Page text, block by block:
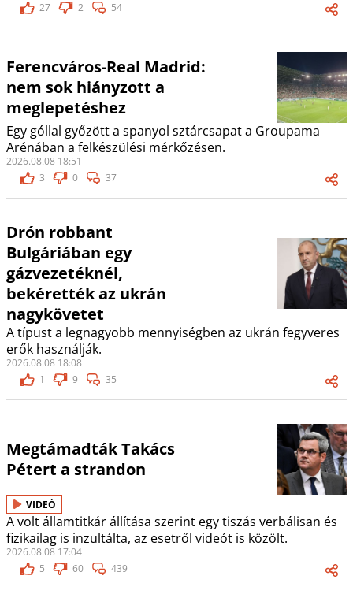
27
2 54
Ferencváros-Real Madrid:
nem sok hiányzott a
meglepetéshez
Egy góllal győzött a spanyol sztárcsapat a Groupama
Arénában a felkészülési mérkőzésen.
2026.08.08 18:51
3
0 37
Drón robbant
Bulgáriában egy
gázvezetéknél,
bekérették az ukrán
nagykövetet
A típust a legnagyobb mennyiségben az ukrán fegyveres
erők használják.
2026.08.08 18:08
1
9 35
Megtámadták Takács
Pétert a strandon
VIDEÓ
A volt államtitkár állítása szerint egy tiszás verbálisan és
fizikailag is inzultálta, az esetről videót is közölt.
2026.08.08 17:04
5
60 439